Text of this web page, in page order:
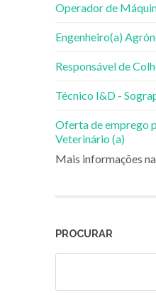
Operador de
Engenheiro(a)
Responsável de
Técnico I&D -
Oferta de emprego
Veterinário (a)
Mais informações na
PROCURAR
Pesquisar